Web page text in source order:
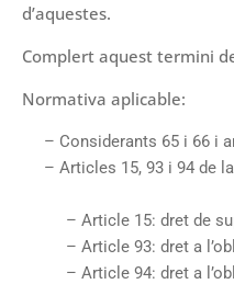
d’aquestes.
Complert aquest termini
Normativa aplicable:
– Considerants 65 i 66 i
– Articles 15, 93 i 94 de la
– Article 15: dret de
– Article 93: dret a
– Article 94: dret a l’oblit